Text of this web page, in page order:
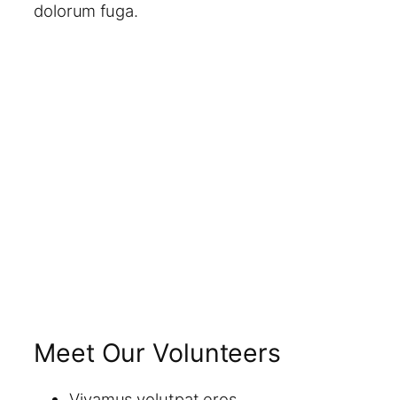
dolorum fuga.
Meet Our Volunteers